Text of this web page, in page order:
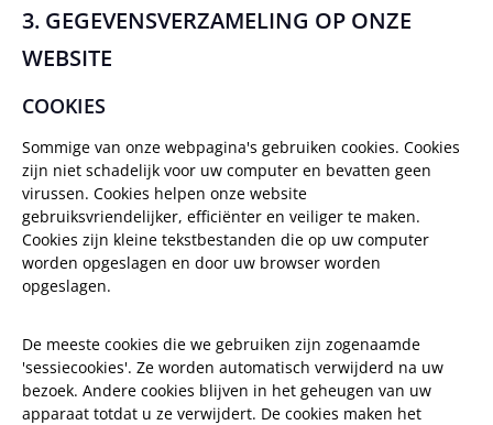
3. GEGEVENSVERZAMELING OP ONZE
WEBSITE
COOKIES
Sommige van onze webpagina's gebruiken cookies. Cookies
zijn niet schadelijk voor uw computer en bevatten geen
virussen. Cookies helpen onze website
gebruiksvriendelijker, efficiënter en veiliger te maken.
Cookies zijn kleine tekstbestanden die op uw computer
worden opgeslagen en door uw browser worden
opgeslagen.
De meeste cookies die we gebruiken zijn zogenaamde
'sessiecookies'. Ze worden automatisch verwijderd na uw
bezoek. Andere cookies blijven in het geheugen van uw
apparaat totdat u ze verwijdert. De cookies maken het